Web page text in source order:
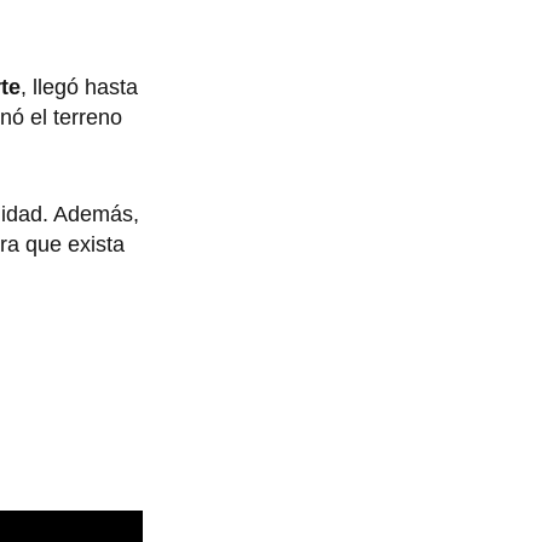
, llegó hasta
el terreno
Además,
que exista